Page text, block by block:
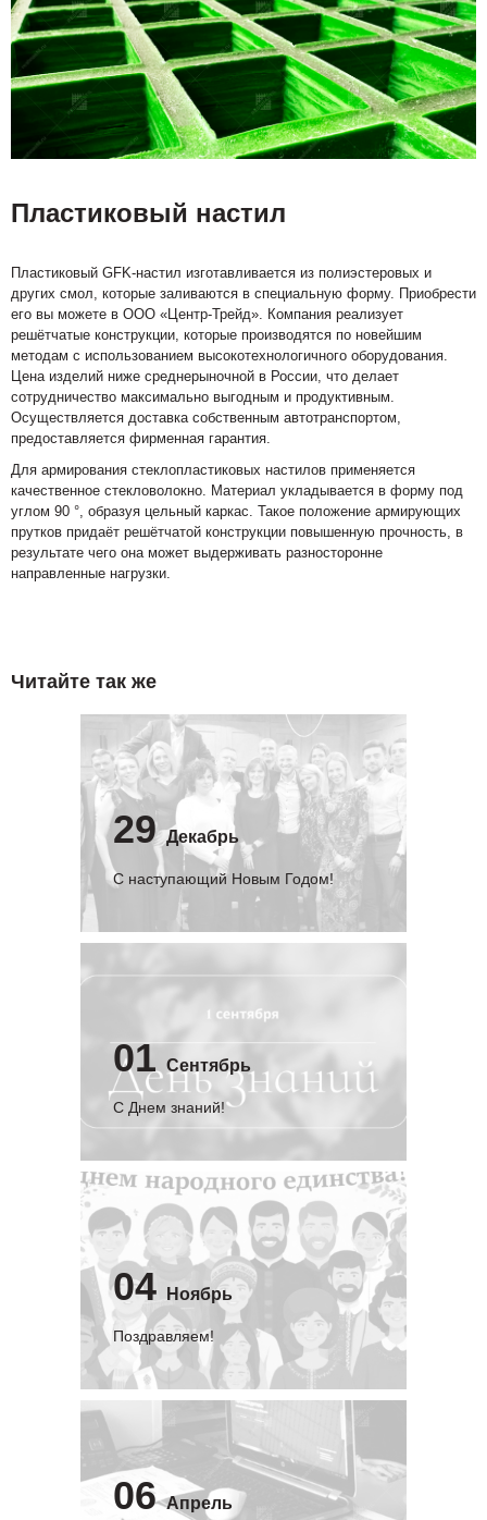
Пластиковый настил
Пластиковый GFK-настил изготавливается из полиэстеровых и
других смол, которые заливаются в специальную форму. Приобрести
его вы можете в ООО «Центр-Трейд». Компания реализует
решётчатые конструкции, которые производятся по новейшим
методам с использованием высокотехнологичного оборудования.
Цена изделий ниже среднерыночной в России, что делает
сотрудничество максимально выгодным и продуктивным.
Осуществляется доставка собственным автотранспортом,
предоставляется фирменная гарантия.
Для армирования стеклопластиковых настилов применяется
качественное стекловолокно. Материал укладывается в форму под
углом 90 °, образуя цельный каркас. Такое положение армирующих
прутков придаёт решётчатой конструкции повышенную прочность, в
результате чего она может выдерживать разносторонне
направленные нагрузки.
Читайте так же
29 Декабрь
С наступающий Новым Годом!
01 Сентябрь
C Днем знаний!
04 Ноябрь
Поздравляем!
06 Апрель